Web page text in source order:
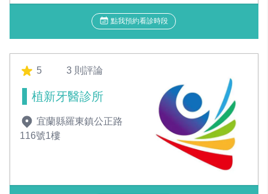
點我預約看診時段
5 3 則評論
植新牙醫診所
宜蘭縣羅東鎮公正路
116號1樓